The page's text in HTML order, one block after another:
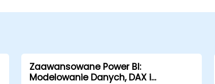
Zaawansowane Power BI:
Modelowanie Danych, DAX i